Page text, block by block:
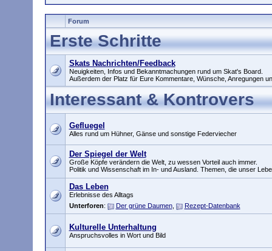
Forum
Erste Schritte
Skats Nachrichten/Feedback
Neuigkeiten, Infos und Bekanntmachungen rund um Skat's Board.
Außerdem der Platz für Eure Kommentare, Wünsche, Anregungen
Interessant & Kontrovers
Gefluegel
Alles rund um Hühner, Gänse und sonstige Federviecher
Der Spiegel der Welt
Große Köpfe verändern die Welt, zu wessen Vorteil auch immer.
Politik und Wissenschaft im In- und Ausland. Themen, die unser
Das Leben
Erlebnisse des Alltags
Unterforen: Der grüne Daumen, Rezept-Datenbank
Kulturelle Unterhaltung
Anspruchsvolles in Wort und Bild